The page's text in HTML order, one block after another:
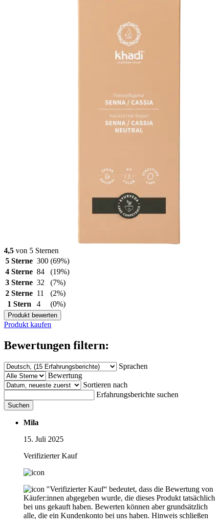
4,5 von 5 Sternen
5 Sterne 300 (69%)
4 Sterne 84
(19%)
3 Sterne 32
(7%)
2 Sterne 11
(2%)
1 Stern
4 (0%)
Produkt bewerten
Produkt kaufen
Bewertungen filtern:
Sprachen
Bewertung
Sortieren nach
Erfahrungsberichte suchen
Suchen
Mila
15. Juli 2025
Verifizierter Kauf
"Verifizierter Kauf“ bedeutet, dass die Bewertung von
Käufer:innen abgegeben wurde, die dieses Produkt tatsächlich
bei uns gekauft haben. Bewerten können aber grundsätzlich
alle, die ein Kundenkonto bei uns haben. Hinweis schließen